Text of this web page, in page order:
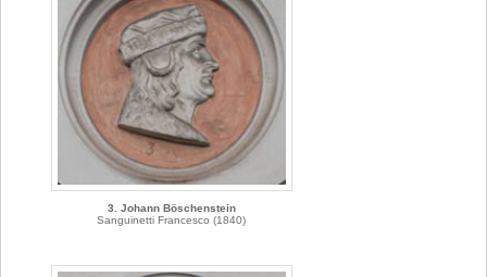
3. Johann Böschenstein
Sanguinetti Francesco (1840)